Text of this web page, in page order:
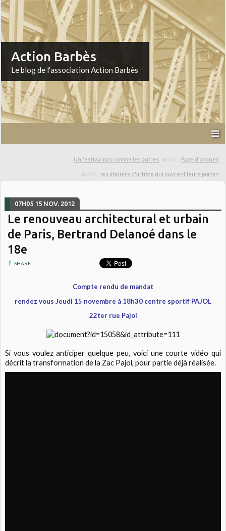
Action Barbès
Le blog de l'association Action Barbès
Un festival pas comme les autres Page d'accueil
les ateliers d'artiste qui ouvrent leurs portes
07H05 15 NOV. 2012
Le renouveau architectural et urbain
de Paris, Bertrand Delanoé dans le
18e
SHARE
Compte rendu de mandat
rendez vous Jeudi 15 novembre à 18h30 centre sportif PAJOL
22ter rue Pajol
Si vous voulez anticiper quelque peu, voici une courte vidéo qui
décrit la transformation de la Zac Pajol, pour partie déjà réalisée.